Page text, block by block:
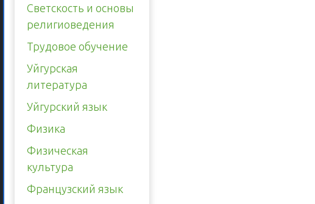
Светскость и основы
религиоведения
Трудовое обучение
Уйгурская
литература
Уйгурский язык
Физика
Физическая
культура
Французский язык